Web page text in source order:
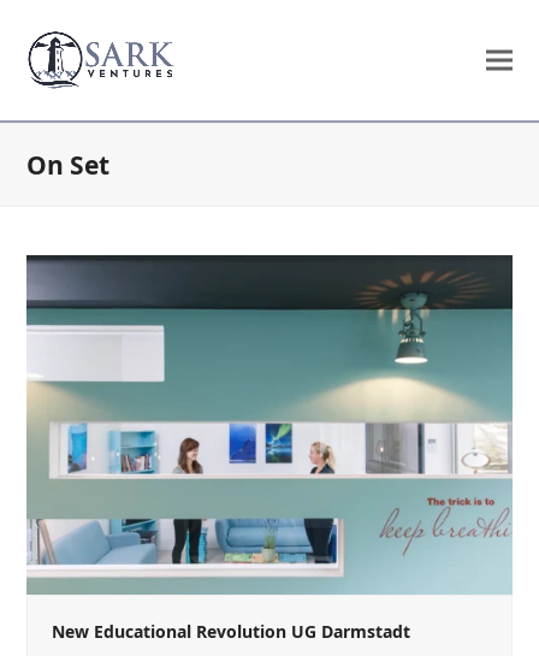
On Set
New Educational Revolution UG Darmstadt